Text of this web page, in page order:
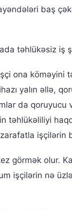
baş
təhlükəsiz iş
ona köməyini
yalın əllə,
da
təhlükəliliyi
görmək olur.
işçilərin nə